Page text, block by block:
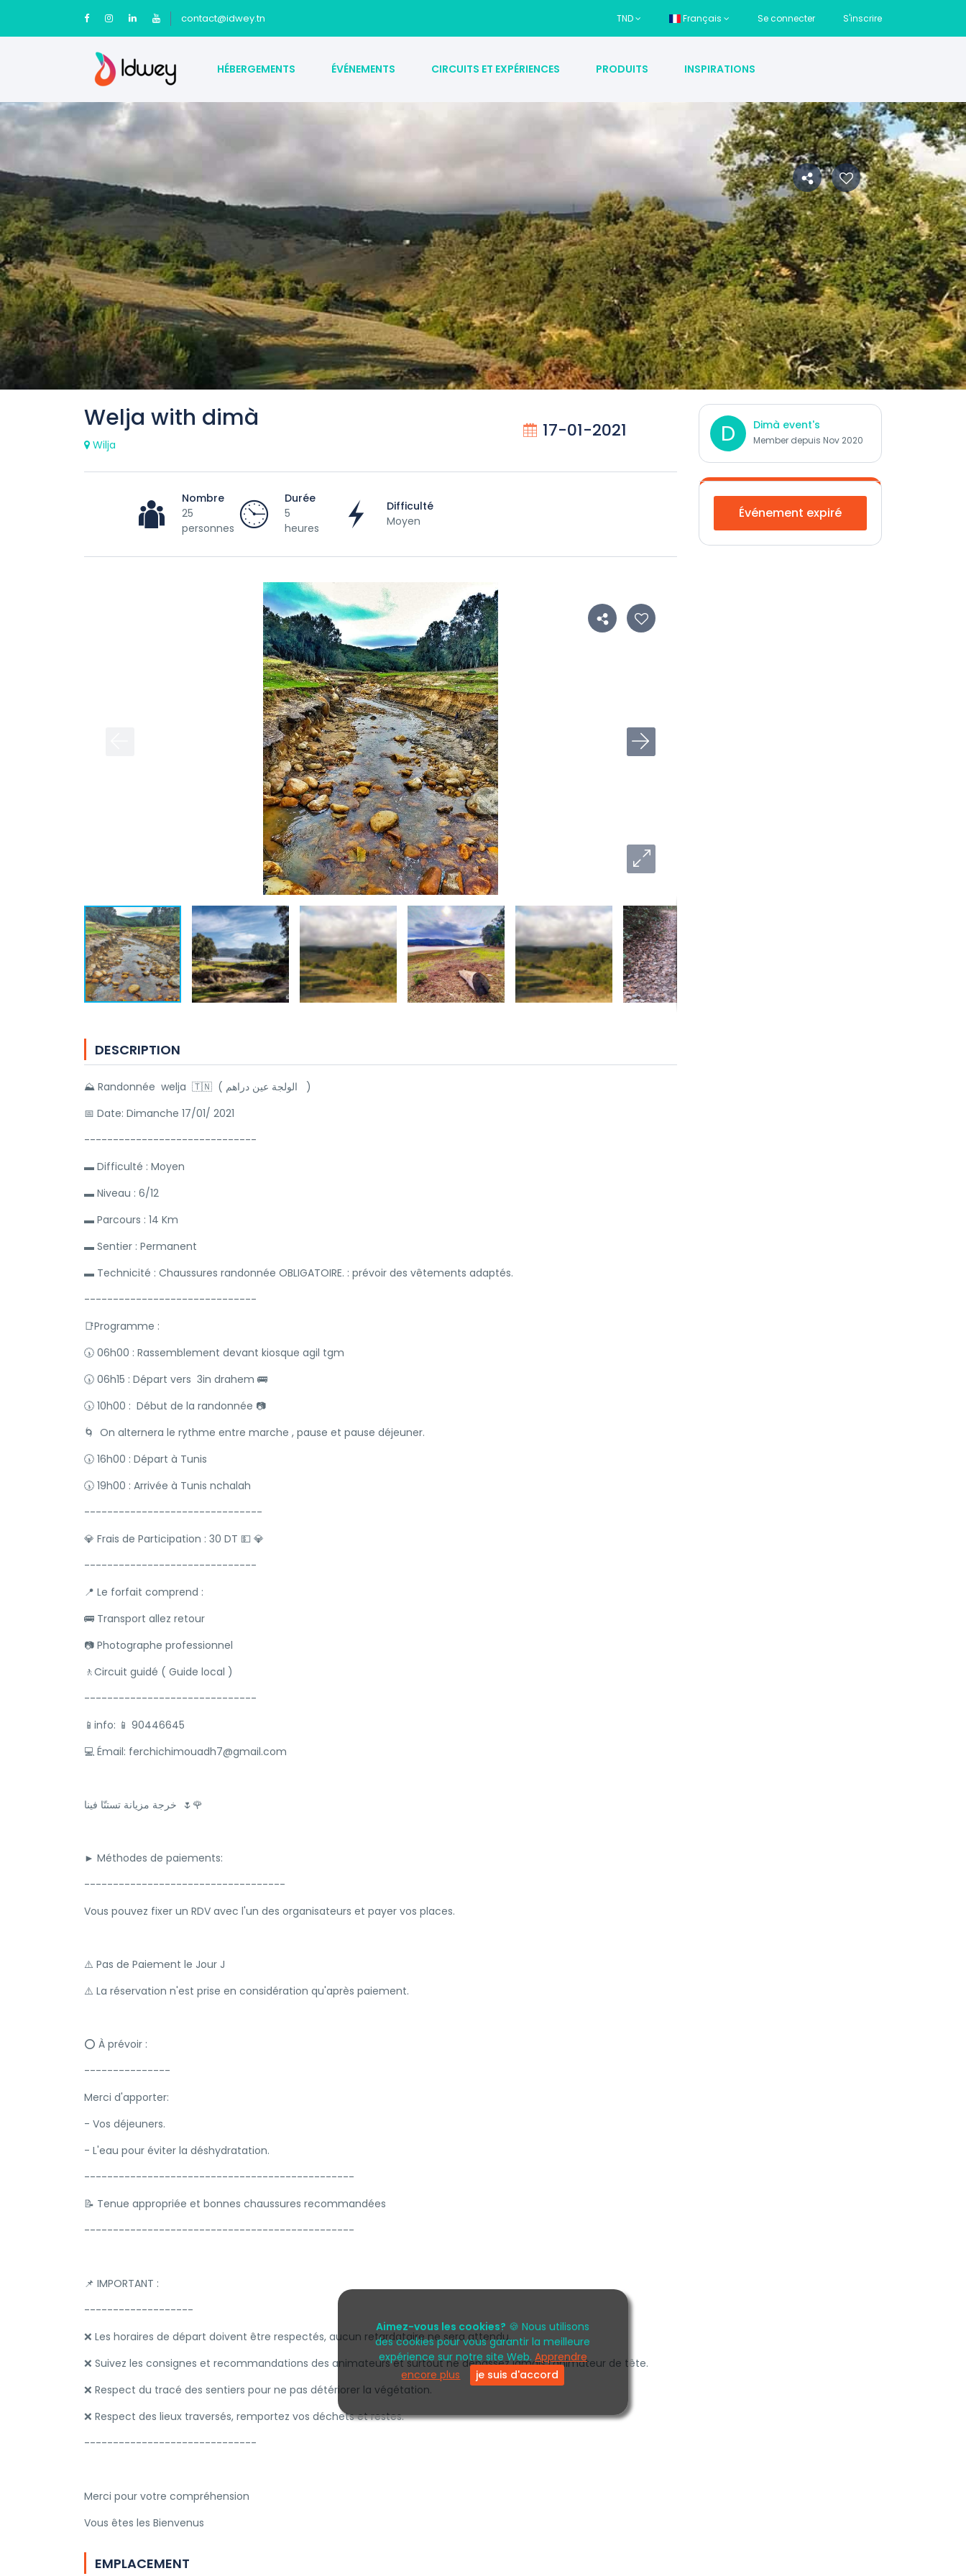
contact@idwey.tn TND Français Se connecter S'inscrire
HÉBERGEMENTS ÉVÉNEMENTS CIRCUITS ET EXPÉRIENCES PRODUITS INSPIRATIONS
Aimez-vous les cookies? 🍪 Nous utilisons
des cookies pour vous garantir la meilleure
expérience sur notre site Web. Apprendre
encore plus
je suis d'accord
Welja with dimà
Wilja
17-01-2021
Nombre
25
personnes
Durée
5
heures
Difficulté
Moyen
DESCRIPTION
⛰ Randonnée welja 🇹🇳 ( الولجة عين دراهم )
📅 Date: Dimanche 17/01/ 2021
------------------------------
▬ Difficulté : Moyen
▬ Niveau : 6/12
▬ Parcours : 14 Km
▬ Sentier : Permanent
▬ Technicité : Chaussures randonnée OBLIGATOIRE. : prévoir des vêtements adaptés.
------------------------------
📑Programme :
🕠 06h00 : Rassemblement devant kiosque agil tgm
🕠 06h15 : Départ vers 3in drahem 🚌
🕠 10h00 : Début de la randonnée 📷
🌀 On alternera le rythme entre marche , pause et pause déjeuner.
🕠 16h00 : Départ à Tunis
🕠 19h00 : Arrivée à Tunis nchalah
-------------------------------
💎 Frais de Participation : 30 DT 💵 💎
------------------------------
📍 Le forfait comprend :
🚌 Transport allez retour
📷 Photographe professionnel
🚶Circuit guidé ( Guide local )
------------------------------
📱info: 📱 90446645
💻 Émail: ferchichimouadh7@gmail.com
خرجة مزيانة تستنّا فينا 🌷🌹
► Méthodes de paiements:
-----------------------------------
Vous pouvez fixer un RDV avec l'un des organisateurs et payer vos places.
⚠️ Pas de Paiement le Jour J
⚠️ La réservation n'est prise en considération qu'après paiement.
⭕️ À prévoir :
---------------
Merci d'apporter:
- Vos déjeuners.
- L'eau pour éviter la déshydratation.
-----------------------------------------------
📝 Tenue appropriée et bonnes chaussures recommandées
-----------------------------------------------
📌 IMPORTANT :
-------------------
❌ Les horaires de départ doivent être respectés, aucun retardataire ne sera attendu.
❌ Suivez les consignes et recommandations des animateurs et surtout ne dépassez jamais l’animateur de tête.
❌ Respect du tracé des sentiers pour ne pas détériorer la végétation.
❌ Respect des lieux traversés, remportez vos déchets et restes.
------------------------------
Merci pour votre compréhension
Vous êtes les Bienvenus
EMPLACEMENT
D Dimà event's
Member depuis Nov 2020
Événement expiré